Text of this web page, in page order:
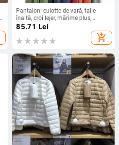
Pantaloni culotte de vară, talie
înaltă, croi lejer, mărime plus,
culoare uni, talie elastică, picioare
85.71 Lei
add_shopping_cart